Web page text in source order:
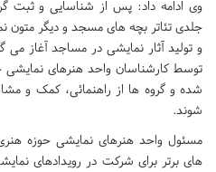
جلدی تئاتر بچه­ های مسجد و دیگر متون
و تولید آثار نمایشی در مساجد آغاز می
توسط کارشناسان واحد هنرهای نمایشی
شده و گروه­ ها از راهنمائی، کمک و
شوند.
مسئول واحد هنرهای نمایشی حوزه
های برتر برای شرکت در رویدادهای